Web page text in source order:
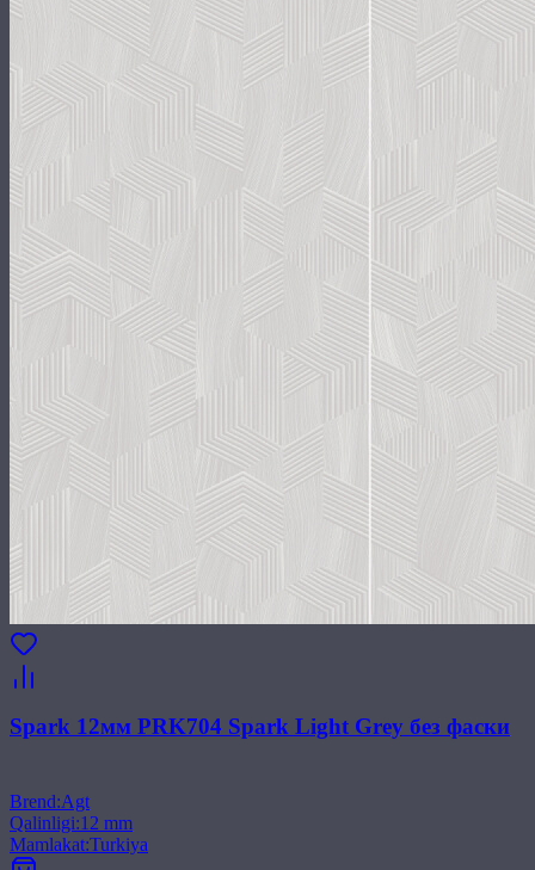
Spark 12мм PRK704 Spark Light Grey без фаски
Brend:Agt
Qalinligi:12 mm
Mamlakat:Turkiya